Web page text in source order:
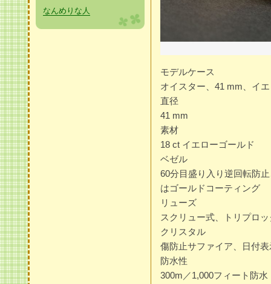
モデルケース
オイスター、41 mm、イ
直径
41 mm
素材
18 ct イエローゴールド
ベゼル
60分目盛り入り逆回転防
はゴールドコーティング
リューズ
スクリュー式、トリプロ
クリスタル
傷防止サファイア、日付
防水性
300m／1,000フィート防水
なんめりな人